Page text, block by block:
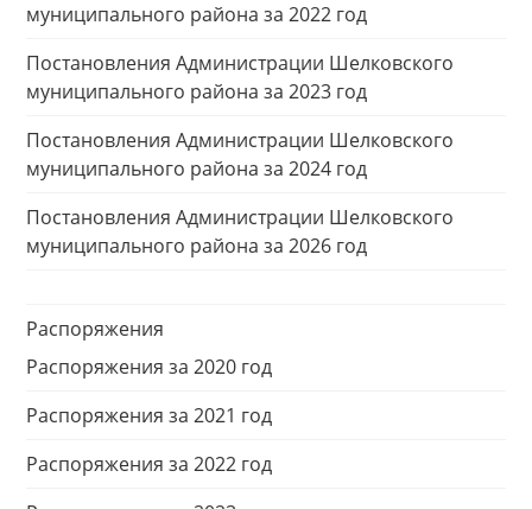
муниципального района за 2022 год
Постановления Администрации Шелковского
муниципального района за 2023 год
Постановления Администрации Шелковского
муниципального района за 2024 год
Постановления Администрации Шелковского
муниципального района за 2026 год
Распоряжения
Распоряжения за 2020 год
Распоряжения за 2021 год
Распоряжения за 2022 год